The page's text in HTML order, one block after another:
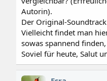
Autorin).
Der Original-
Vielleicht findet man
sowas spannend
Soviel für heute, Salut